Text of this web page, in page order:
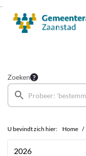
Zoeken
U bevindt zich hier: Home
2026